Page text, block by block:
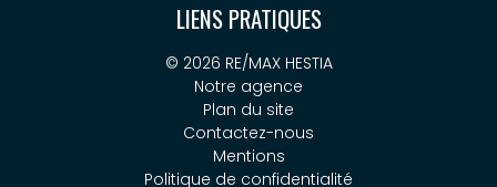
LIENS PRATIQUES
© 2026 RE/MAX HESTIA
Notre agence
Plan du site
Contactez-nous
Mentions
Politique de confidentialité